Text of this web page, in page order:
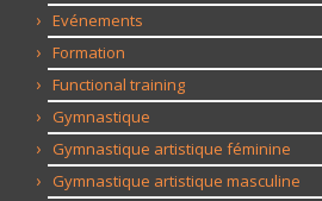
Evénements
Formation
Functional training
Gymnastique
Gymnastique artistique féminine
Gymnastique artistique masculine